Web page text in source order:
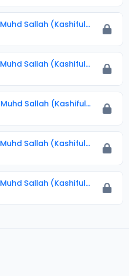
112 Shkh Muhd Sallah (Kashiful Ilbas) 2024.mp3
113 Shkh Muhd Sallah (Kashiful Ilbas) 2024.mp3
114 Shkh Muhd Sallah (Kashiful Ilbas) 2024.mp3
115 Shkh Muhd Sallah (Kashiful Ilbas) 2024.mp3
116 Shkh Muhd Sallah (Kashiful Ilbas) 2024.mp3